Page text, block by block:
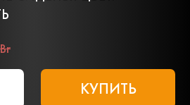
КУПИТЬ